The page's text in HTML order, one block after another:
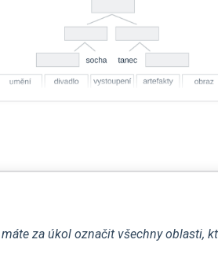
za úkol označit všechny oblasti,